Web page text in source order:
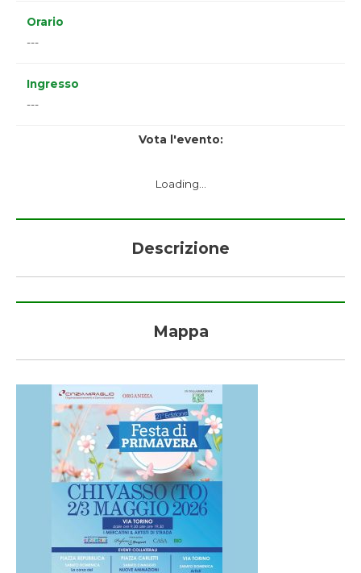
Orario
---
Ingresso
---
Vota l'evento:
Loading...
Descrizione
Mappa